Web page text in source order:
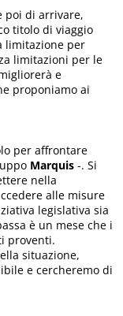
poi di arrivare,
titolo di viaggio
limitazione per
limitazioni per le
e
proponiamo ai
per affrontare
Marquis-. Si
nella
alle misure
legislativa sia
è un mese che i
proventi.
situazione,
e cercheremo di